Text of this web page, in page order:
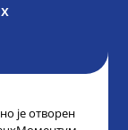
је отворен